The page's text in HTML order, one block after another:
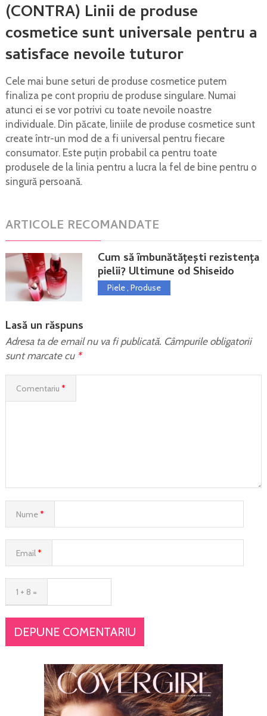
(CONTRA) Linii de produse
cosmetice sunt universale pentru a
satisface nevoile tuturor
Cele mai bune seturi de produse cosmetice putem
finaliza pe cont propriu de produse singulare. Numai
atunci ei se vor potrivi cu toate nevoile noastre
individuale. Din păcate, liniile de produse cosmetice sunt
create într-un mod de a fi universal pentru fiecare
consumator. Este puțin probabil ca pentru toate
produsele de la linia pentru a lucra la fel de bine pentru o
singură persoană.
ARTICOLE RECOMANDATE
Cum să îmbunătățești rezistența
pielii? Ultimune od Shiseido
Piele, Produse
Lasă un răspuns
Adresa ta de email nu va fi publicată. Câmpurile obligatorii
sunt marcate cu *
Comentariu *
Nume*
Email *
1 + 8 =